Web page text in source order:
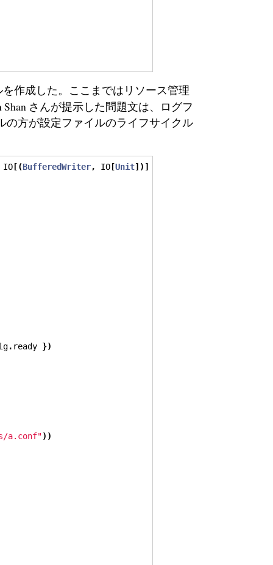
作成した。ここまではリソース管理
さんが提示した問題文は、ログフ
の方が設定ファイルのライフサイクル
IO [(BufferedWriter, IO [Unit])]
. ready })
a.conf"))